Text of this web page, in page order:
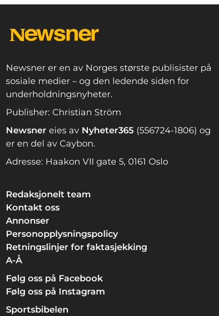
Newsner er en av Norges største publisister på
sosiale medier – og den ledende siden for
underholdningsnyheter.
Publisher: Christian Ström
Newsner eies av Nyheter365 (556724-1806) og
er en del av Caybon.
Adresse: Haakon VII gate 5, 0161 Oslo
Redaksjonelt team
Kontakt oss
Annonser
Personopplysningspolicy
Retningslinjer for faktasjekking
A-Å
Følg oss på Facebook
Følg oss på Instagram
Sportsbibelen